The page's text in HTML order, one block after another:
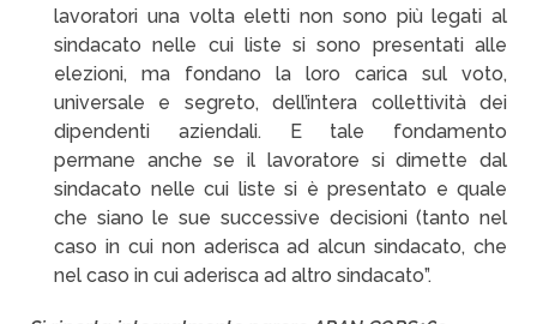
lavoratori una volta eletti non sono più legati al
sindacato nelle cui liste si sono presentati alle
elezioni, ma fondano la loro carica sul voto,
universale e segreto, dell’intera collettività dei
dipendenti aziendali. E tale fondamento
permane anche se il lavoratore si dimette dal
sindacato nelle cui liste si è presentato e quale
che siano le sue successive decisioni (tanto nel
caso in cui non aderisca ad alcun sindacato, che
nel caso in cui aderisca ad altro sindacato”.